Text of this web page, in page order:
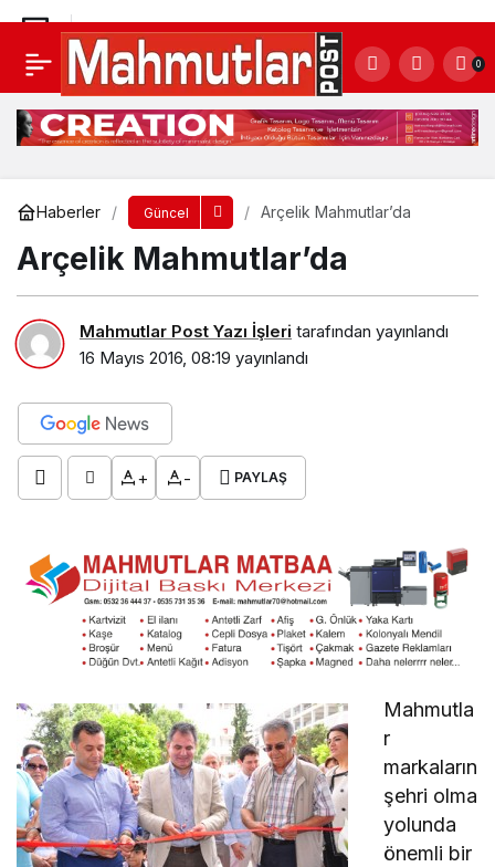
0
Haberler Güncel Arçelik Mahmutlar’da
Arçelik Mahmutlar’da
Mahmutlar Post Yazı İşleri tarafından yayınlandı
16 Mayıs 2016, 08:19 yayınlandı
+ - PAYLAŞ
Mahmutla
r
markaların
şehri olma
yolunda
önemli bir
Trafik haftası kutlandı
Yorum Yap Paylaş